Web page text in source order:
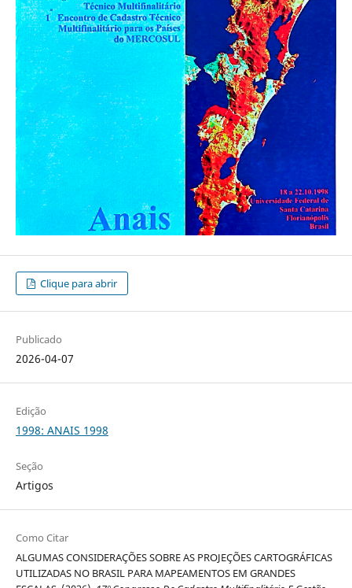
Clique para abrir
Publicado
2026-04-07
Edição
1998: ANAIS 1998
Seção
Artigos
Como Citar
ALGUMAS CONSIDERAÇÕES SOBRE AS PROJEÇÕES CARTOGRÁFICAS
UTILIZADAS NO BRASIL PARA MAPEAMENTOS EM GRANDES